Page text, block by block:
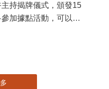
持揭牌儀式，頒發15
加據點活動，可以更